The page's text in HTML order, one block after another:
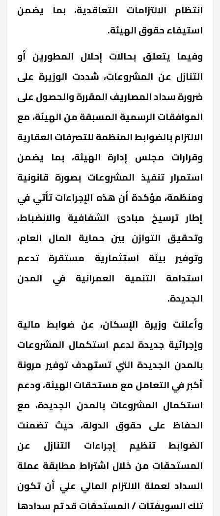
انتظام الالتزامات التعاقدية، بما يضمن
استيفاء حقوق الهيئة.
وفيما يتعلق بحالات إحلال المطورين أو
التنازل عن المشروعات، شددت الوزيرة على
ضرورة سداد المصاريف المقررة والحصول على
الموافقات الرسمية المسبقة من الهيئة، مع
الالتزام بالضوابط المنظمة للتصرفات العقارية
وقرارات مجلس إدارة الهيئة، بما يضمن
استمرار تنفيذ المشروعات بصورة قانونية
ومنظمة، مؤكدة أن هذه الإجراءات تأتي في
إطار ترسيخ مبادئ الشفافية والانضباط،
وتحقيق التوازن بين حماية المال العام،
وتوفير بيئة استثمارية مستقرة تدعم
استدامة التنمية العمرانية في المدن
الجديدة.
وأعلنت وزيرة الإسكان، عن ضوابط مالية
وإجرائية جديدة لدعم استكمال المشروعات
بالمدن الجديدة التي تستهدف توفير مرونة
أكبر في التعامل مع مستحقات الهيئة، ودعم
استكمال المشروعات بالمدن الجديدة، مع
الحفاظ على حقوق الدولة، حيث تضمنت
الضوابط تنظيم إجراءات التنازل عن
المستحقات من خلال اشتراط مطابقة عملة
السداد لعملة الالتزام المالي علي أن تكون
تلك السويفتات / المستحقات قد تم سدادها